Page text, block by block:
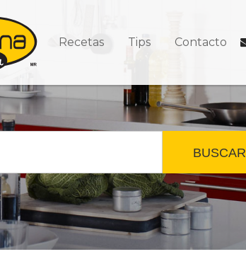
Recetas Tips Contacto
BUSCAR